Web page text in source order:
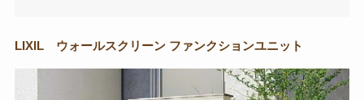
LIXIL ウォールスクリーン ファンクションユニット